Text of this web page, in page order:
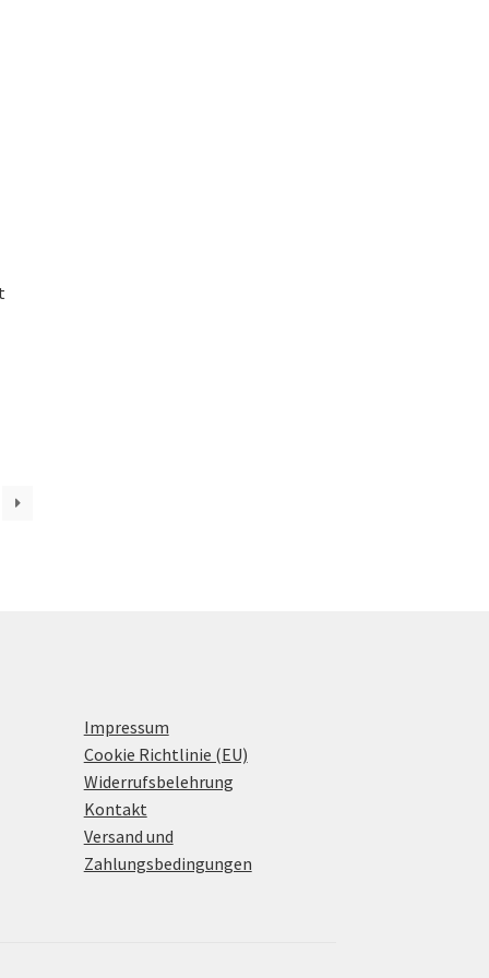
Impressum
Cookie Richtlinie (EU)
Widerrufsbelehrung
Kontakt
Versand und
Zahlungsbedingungen